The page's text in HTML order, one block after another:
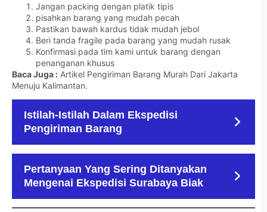
Jangan packing dengan platik tipis
pisahkan barang yang mudah pecah
Pastikan bawah kardus tidak mudah jebol
Beri tanda fragile pada barang yang mudah rusak
Konfirmasi pada tim kami untuk barang dengan
penanganan khusus
Baca Juga : Artikel Pengiriman Barang Murah Dari Jakarta
Menuju Kalimantan.
Istilah-Istilah Dalam Ekspedisi
Pengiriman Barang
Pertanyaan Yang Sering Ditanyakan
Mengenai Ekspedisi Surabaya Biak